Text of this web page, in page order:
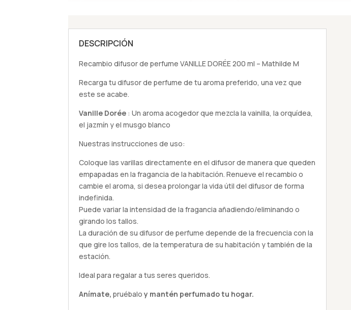
DESCRIPCIÓN
Recambio difusor de perfume VANILLE DORÉE 200 ml – Mathilde M
Recarga tu difusor de perfume de tu aroma preferido, una vez que
este se acabe.
Vanille Dorée : Un aroma acogedor que mezcla la vainilla, la orquídea,
el jazmín y el musgo blanco
Nuestras instrucciones de uso:
Coloque las varillas directamente en el difusor de manera que queden
empapadas en la fragancia de la habitación. Renueve el recambio o
cambie el aroma, si desea prolongar la vida útil del difusor de forma
indefinida.
Puede variar la intensidad de la fragancia añadiendo/eliminando o
girando los tallos.
La duración de su difusor de perfume depende de la frecuencia con la
que gire los tallos, de la temperatura de su habitación y también de la
estación.
Ideal para regalar a tus seres queridos.
Anímate,pruébalo y mantén perfumado tu hogar.